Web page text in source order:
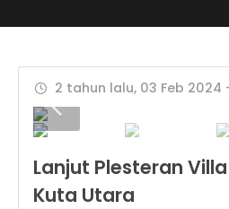
2 tahun lalu, 03 Feb 2024
Lanjut Plesteran
Kuta Utara